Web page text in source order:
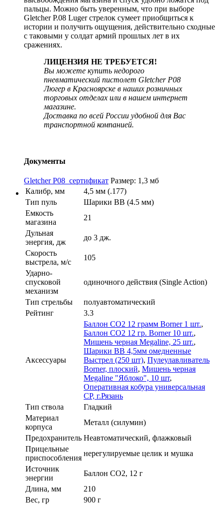
пальцы. Можно быть уверенным, что при выборе
Gletcher P.08 Luger стрелок сумеет приобщиться к
истории и получить ощущения, действительно сходные
с таковыми у солдат армий прошлых лет в их
сражениях.
ЛИЦЕНЗИЯ НЕ ТРЕБУЕТСЯ!
Вы можете купить недорого
пневматический пистолет Gletcher P08
Люгер в Красноярске в наших розничных
торговых отделах или в нашем интернет
магазине.
Доставка по всей России удобной для Вас
транспортной компанией.
Документы
Gletcher P08_сертификат Размер: 1,3 мб
Калибр, мм
4,5 мм (.177)
Тип пуль
Шарики ВВ (4.5 мм)
Емкость
магазина
21
Дульная
энергия, дж
до 3 дж.
Скорость
выстрела, м/с
105
Ударно-
спусковой
механизм
одиночного действия (Single Action)
Тип стрельбы
полуавтоматический
Рейтинг
3.3
Аксессуары
Баллон СО2 12 грамм Borner 1 шт.,
Баллон СО2 12 гр. Borner 10 шт.,
Мишень черная Megaline, 25 шт.,
Шарики ВВ 4,5мм омедненные
Выстрел (250 шт), Пулеулавливатель
Borner, плоский, Мишень черная
Megaline "Яблоко", 10 шт,
Оперативная кобура универсальная
CP, г.Рязань
Тип ствола
Гладкий
Материал
корпуса
Металл (силумин)
Предохранитель Неавтоматический, флажковый
Прицельные
приспособления
нерегулируемые целик и мушка
Источник
энергии
Баллон CO2, 12 г
Длина, мм
210
Вес, гр
900 г